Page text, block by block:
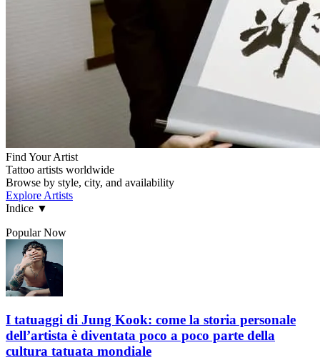
Find Your Artist
Tattoo artists worldwide
Browse by style, city, and availability
Explore Artists
Indice ▼
Popular Now
I tatuaggi di Jung Kook: come la storia personale
dell’artista è diventata poco a poco parte della
cultura tatuata mondiale